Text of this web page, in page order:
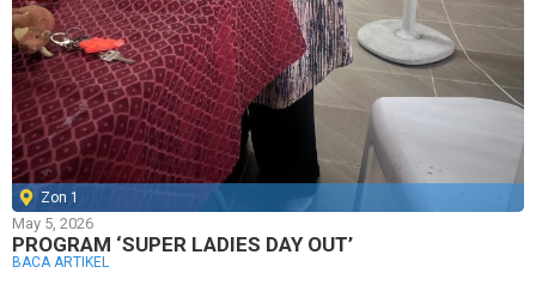
Zon 1
May 5, 2026
PROGRAM ‘SUPER LADIES DAY OUT’
BACA ARTIKEL